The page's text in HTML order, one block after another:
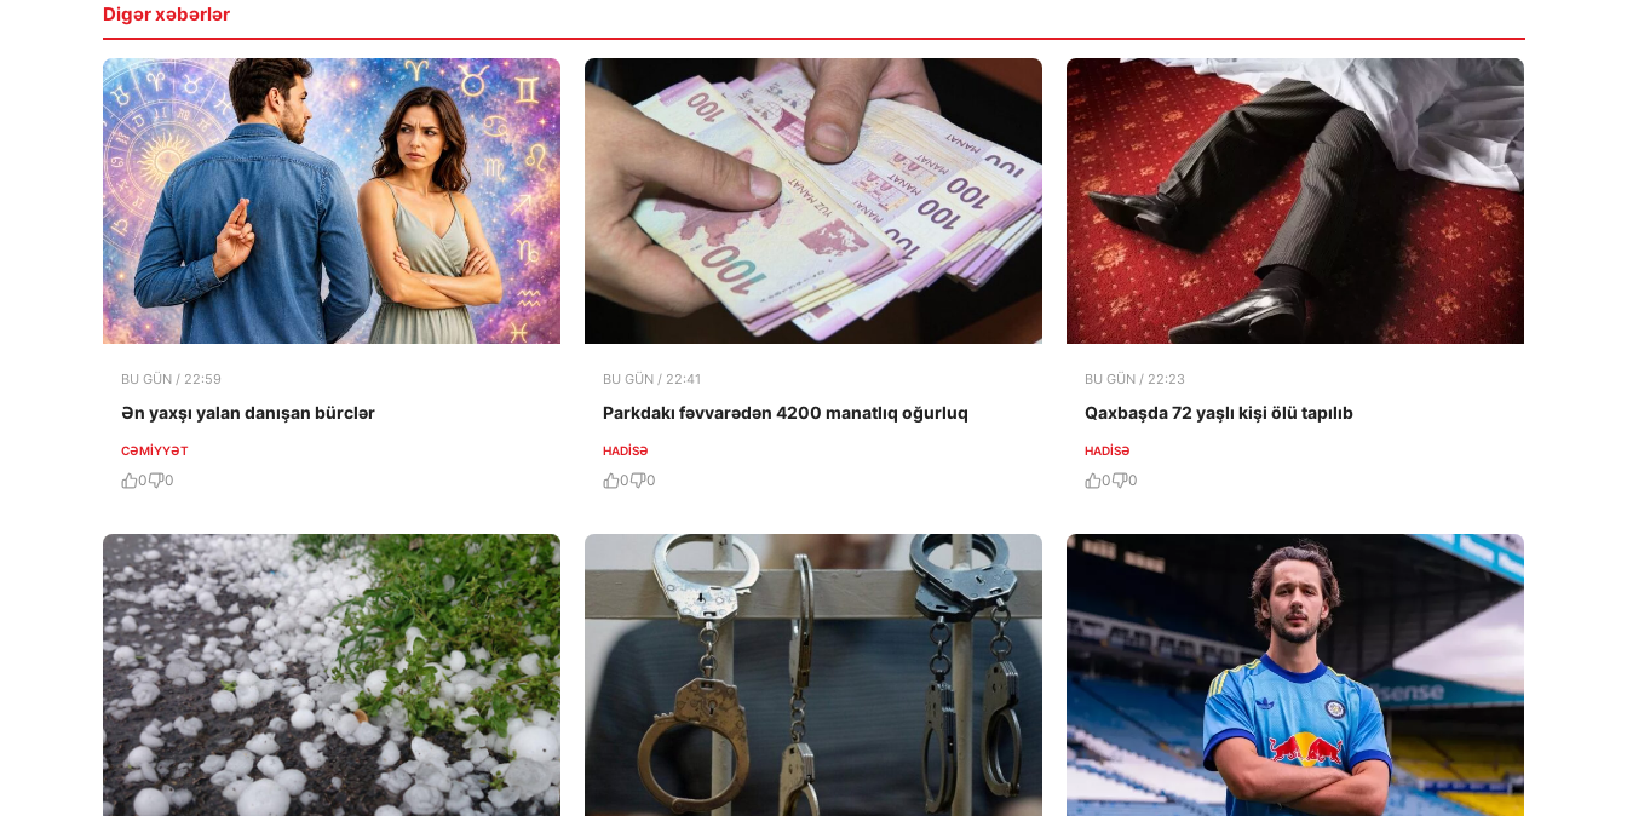
7 Avqust 2026
Digər xəbərlər
BU GÜN / 22:59
Ən yaxşı yalan danışan bürclər
CƏMIYYƏT
0 0
BU GÜN / 22:41
Parkdakı fəvvarədən 4200 manatlıq oğurluq
HADISƏ
0 0
BU GÜN / 22:23
Qaxbaşda 72 yaşlı kişi ölü tapılıb
HADISƏ
0 0